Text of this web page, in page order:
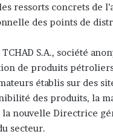
ressorts concrets de
des points de
TCHAD S.A., société
de produits
établis sur des
des produits, la
la nouvelle Directrice
secteur.